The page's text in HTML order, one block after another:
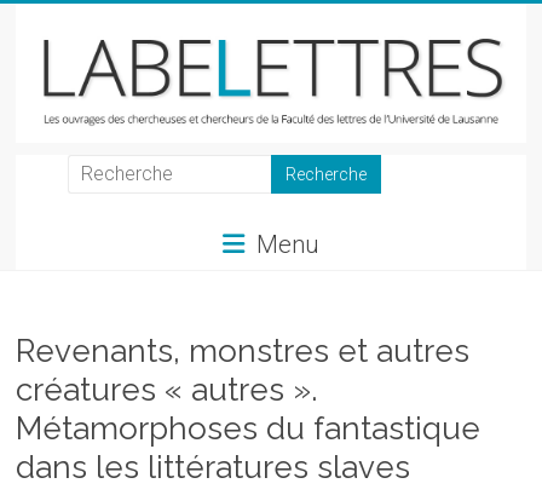
LabeLettres
et
chercheurs
de
la
Faculté
des
Menu
Revenants, monstres et autres
créatures « autres ».
Métamorphoses du fantastique
dans les littératures slaves